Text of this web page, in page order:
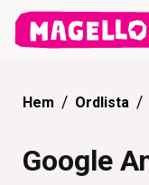
Hem Ordlista
Google